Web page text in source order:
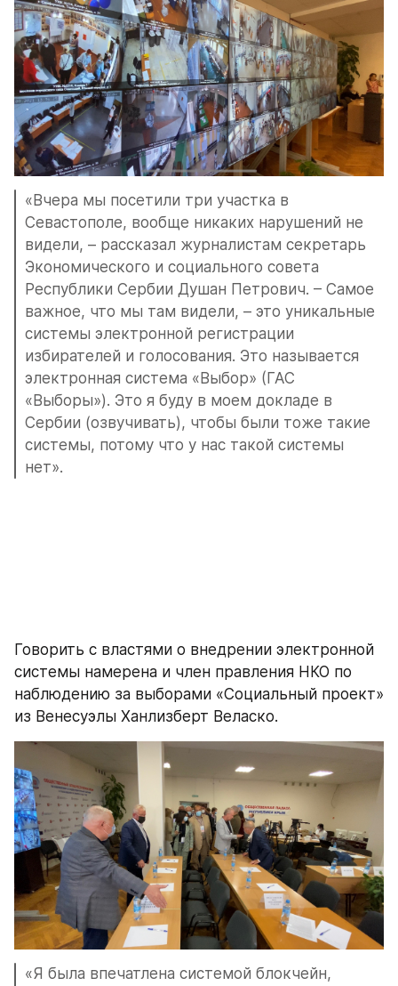
«Вчера мы посетили три участка в
Севастополе, вообще никаких нарушений не
видели, – рассказал журналистам секретарь
Экономического и социального совета
Республики Сербии Душан Петрович. – Самое
важное, что мы там видели, – это уникальные
системы электронной регистрации
избирателей и голосования. Это называется
электронная система «Выбор» (ГАС
«Выборы»). Это я буду в моем докладе в
Сербии (озвучивать), чтобы были тоже такие
системы, потому что у нас такой системы
нет».
Говорить с властями о внедрении электронной
системы намерена и член правления НКО по
наблюдению за выборами «Социальный проект»
из Венесуэлы Ханлизберт Веласко.
«Я была впечатлена системой блокчейн,